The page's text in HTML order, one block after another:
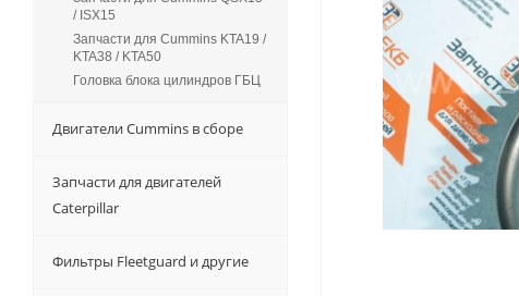
/ ISX15
Запчасти для Cummins KTA19 /
KTA38 / KTA50
Головка блока цилиндров ГБЦ
Двигатели Cummins в сборе
Запчасти для двигателей
Caterpillar
Фильтры Fleetguard и другие